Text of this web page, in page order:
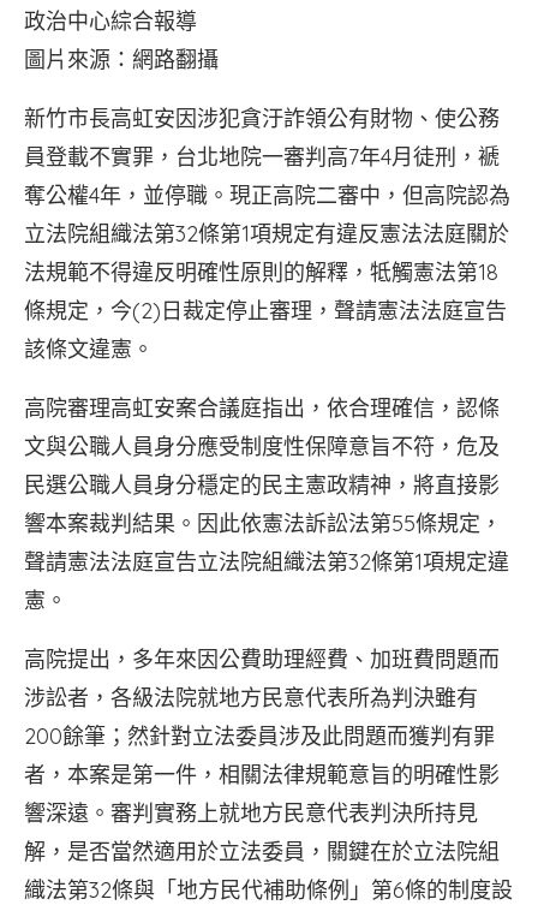
政治中心綜合報導
圖片來源：網路翻攝
新竹市長高虹安因涉犯貪汙詐領公有財物、使公務
員登載不實罪，台北地院一審判高7年4月徒刑，褫
奪公權4年，並停職。現正高院二審中，但高院認為
立法院組織法第32條第1項規定有違反憲法法庭關於
法規範不得違反明確性原則的解釋，牴觸憲法第18
條規定，今(2)日裁定停止審理，聲請憲法法庭宣告
該條文違憲。
高院審理高虹安案合議庭指出，依合理確信，認條
文與公職人員身分應受制度性保障意旨不符，危及
民選公職人員身分穩定的民主憲政精神，將直接影
響本案裁判結果。因此依憲法訴訟法第55條規定，
聲請憲法法庭宣告立法院組織法第32條第1項規定違
憲。
高院提出，多年來因公費助理經費、加班費問題而
涉訟者，各級法院就地方民意代表所為判決雖有
200餘筆；然針對立法委員涉及此問題而獲判有罪
者，本案是第一件，相關法律規範意旨的明確性影
響深遠。審判實務上就地方民意代表判決所持見
解，是否當然適用於立法委員，關鍵在於立法院組
織法第32條與「地方民代補助條例」第6條的制度設